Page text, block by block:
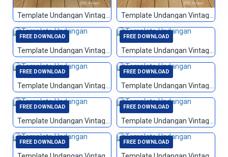
FREE DOWNLOAD FREE DOWNLOAD
FREE DOWNLOAD FREE DOWNLOAD
FREE DOWNLOAD FREE DOWNLOAD
FREE DOWNLOAD FREE DOWNLOAD